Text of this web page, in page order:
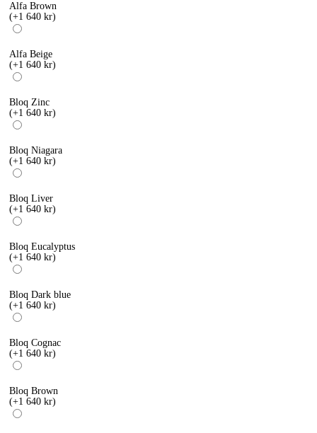
Alfa Brown
(+1 640 kr)
Alfa Beige
(+1 640 kr)
Bloq Zinc
(+1 640 kr)
Bloq Niagara
(+1 640 kr)
Bloq Liver
(+1 640 kr)
Bloq Eucalyptus
(+1 640 kr)
Bloq Dark blue
(+1 640 kr)
Bloq Cognac
(+1 640 kr)
Bloq Brown
(+1 640 kr)